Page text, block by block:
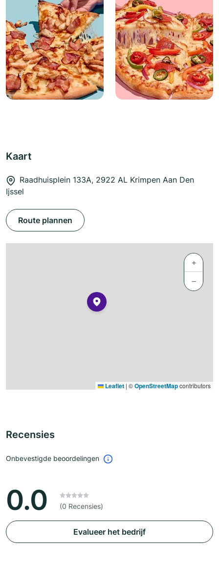
Kaart
Raadhuisplein 133A, 2922 AL Krimpen Aan Den
Ijssel
Route plannen
+
−
Leaflet | ©OpenStreetMapcontributors
Recensies
Onbevestigde beoordelingen
0.0 (0 Recensies)
Evalueer het bedrijf